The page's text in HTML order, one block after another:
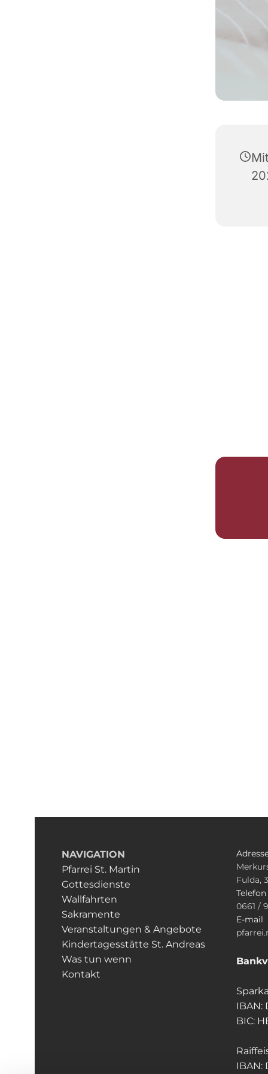
NAVIGATION
Pfarrei St. Martin
Gottesdienste
Wallfahrten
Sakramente
Veranstaltungen & Angebote
Kindertagesstätte St. Andreas
Was tun wenn
Kontakt
Fulda,
Telefon
0661 /
E-mail
IBAN:
BIC:
IBAN: